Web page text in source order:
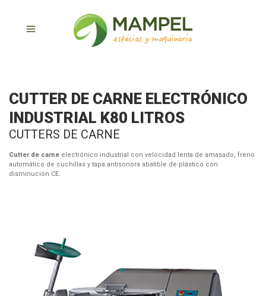
CUTTER DE CARNE ELECTRÓNICO
INDUSTRIAL K80 LITROS
CUTTERS DE CARNE
Cutter de carne electrónico industrial con velocidad lenta de amasado, freno
automático de cuchillas y tapa antisonora abatible de plástico con
disminución CE.